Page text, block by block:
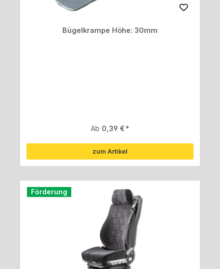
Bügelkrampe Höhe: 30mm
Regulärer Preis:
Ab 0,39 €
zum Artikel
Förderung